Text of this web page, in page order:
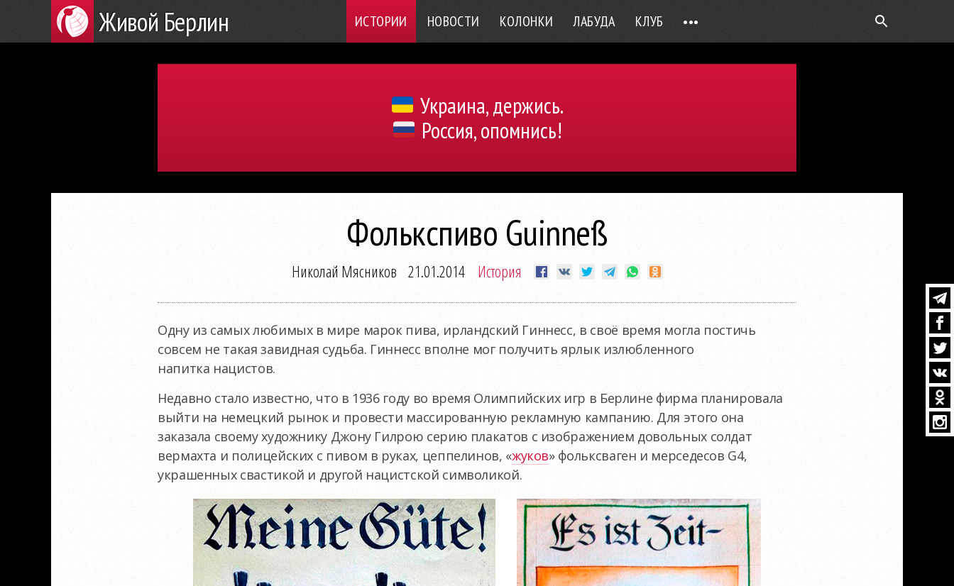
Живой Берлин ИСТОРИИ НОВОСТИ КОЛОНКИ ЛАБУДА КЛУБ •••
Украина, держись.
Россия, опомнись!
Фолькспиво Guinneß
Николай Мясников 21.01.2014 История
Одну из самых любимых в мире марок пива, ирландский Гиннесс, в своё время могла постичь
совсем не такая завидная судьба. Гиннесс вполне мог получить ярлык излюбленного
напитка нацистов.
Недавно стало известно, что в 1936 году во время Олимпийских игр в Берлине фирма планировала
выйти на немецкий рынок и провести массированную рекламную кампанию. Для этого она
заказала своему художнику Джону Гилрою серию плакатов с изображением довольных солдат
вермахта и полицейских с пивом в руках, цеппелинов, «жуков» фольксваген и мерседесов G4,
украшенных свастикой и другой нацистской символикой.